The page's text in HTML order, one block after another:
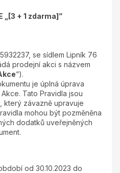
„[3 + 1 zdarma]”
se sídlem Lipník 76
prodejní akci s názvem
“).
je úplná úprava
Akce. Tato Pravidla jsou
který závazně upravuje
mohou být pozměněna
dodatků uveřejněných
od 30.10.2023 do